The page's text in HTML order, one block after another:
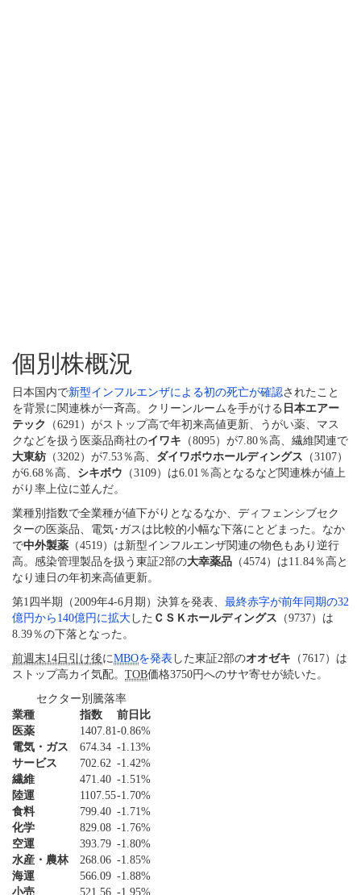
個別株概況
日本国内で新型インフルエンザによる初の死亡が確認されたこと
を背景に関連株が一斉高。クリーンルームを手がける 日本エアー
テック
（6291）がストップ高で年初来高値更新、うがい薬、マス
クなどを扱う医薬品商社のイワキ （8095）が7.80％高、繊維関連で
大東紡 （3202）が7.53％高、 ダイワボウホールディングス （3107）
が6.68％高、 シキボウ （3109）は6.01％高となるなど関連株が値上
がり率上位に並んだ。
業種別指数で全業種が値下がりとなるなか、ディフェンシブセク
ターの医薬品、電気･ガスは比較的小幅な下落にとどまった。なか
で中外製薬 （4519）は新型インフルエンザ関連の物色もあり逆行
高。感染管理製品を扱う東証2部の大幸薬品 （4574）は11.84％高と
なり連日の年初来高値更新。
第1四半期（2009年4-6月期）決算を発表、 最終赤字が前年同期の32
億円から140億円に拡大 した ＣＳＫホールディングス （9737）は
8.39％の下落となった。
前週末14日引け後にMBOを発表 した東証2部のオオゼキ （7617）は
ストップ高カイ気配。 TOB価格3750円へのサヤ寄せが続いた。
セクター別騰落率
業種
指数
前日比
医薬
1407.81-0.86%
電気・ガス
674.34 -1.13%
サービス
702.62 -1.42%
繊維
471.40 -1.51%
陸運
1107.55-1.70%
食料
799.40 -1.71%
化学
829.08 -1.76%
空運
393.79 -1.80%
水産・農林
268.06 -1.85%
海運
566.09 -1.88%
小売
521.56 -1.95%